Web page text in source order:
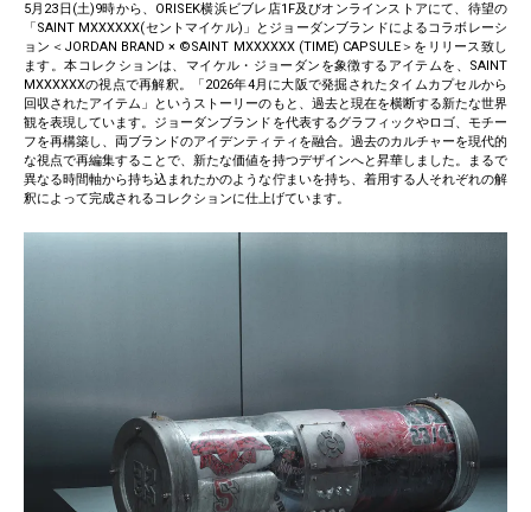
5月23日(土)9時から、ORISEK横浜ビブレ店1F及びオンラインストアにて、待望の
「SAINT MXXXXXX(セントマイケル)」とジョーダンブランドによるコラボレーシ
ョン＜JORDAN BRAND × ©SAINT MXXXXXX (TIME) CAPSULE＞をリリース致し
ます。本コレクションは、マイケル・ジョーダンを象徴するアイテムを、SAINT
MXXXXXXの視点で再解釈。「2026年4月に大阪で発掘されたタイムカプセルから
回収されたアイテム」というストーリーのもと、過去と現在を横断する新たな世界
観を表現しています。ジョーダンブランドを代表するグラフィックやロゴ、モチー
フを再構築し、両ブランドのアイデンティティを融合。過去のカルチャーを現代的
な視点で再編集することで、新たな価値を持つデザインへと昇華しました。まるで
異なる時間軸から持ち込まれたかのような佇まいを持ち、着用する人それぞれの解
釈によって完成されるコレクションに仕上げています。